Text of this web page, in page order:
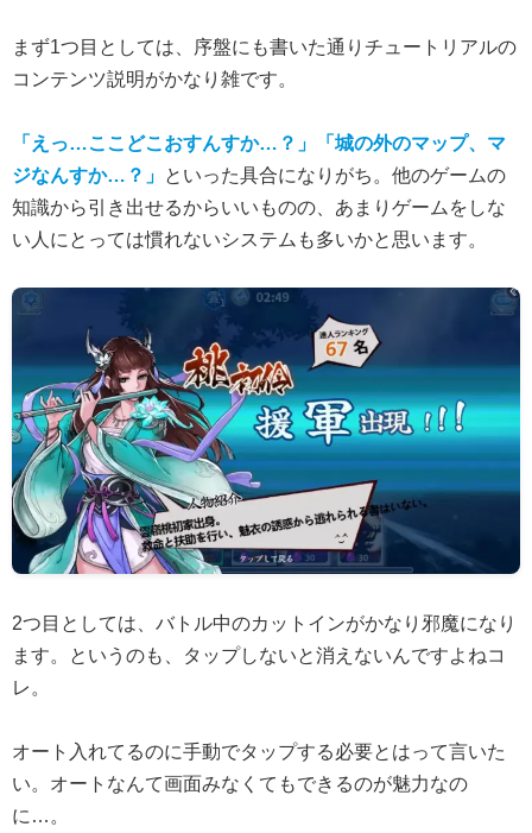
まず1つ目としては、序盤にも書いた通りチュートリアルの
コンテンツ説明がかなり雑です。
「えっ…ここどこおすんすか…？」「城の外のマップ、マ
ジなんすか…？」 といった具合になりがち。他のゲームの
知識から引き出せるからいいものの、あまりゲームをしな
い人にとっては慣れないシステムも多いかと思います。
2つ目としては、バトル中のカットインがかなり邪魔になり
ます。というのも、タップしないと消えないんですよねコ
レ。
オート入れてるのに手動でタップする必要とはって言いた
い。オートなんて画面みなくてもできるのが魅力なの
に…。